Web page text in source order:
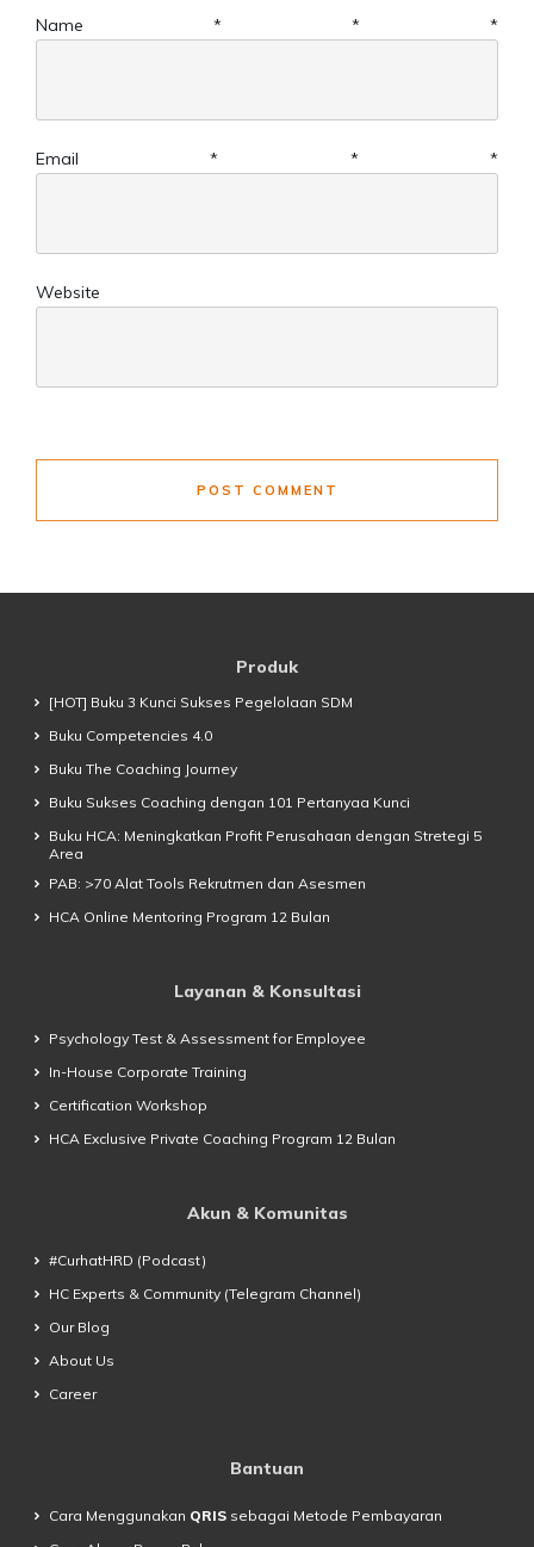
Name * * *
Email* * *
Website
POST COMMENT
Produk
[HOT] Buku 3 Kunci Sukses Pegelolaan SDM
Buku Competencies 4.0
Buku The Coaching Journey
Buku Sukses Coaching dengan 101 Pertanyaa Kunci
Buku HCA: Meningkatkan Profit Perusahaan dengan Stretegi 5
Area
PAB: >70 Alat Tools Rekrutmen dan Asesmen
HCA Online Mentoring Program 12 Bulan
Layanan & Konsultasi
Psychology Test & Assessment for Employee
In-House Corporate Training
Certification Workshop
HCA Exclusive Private Coaching Program 12 Bulan
Akun & Komunitas
#CurhatHRD (Podcast)
HC Experts & Community (Telegram Channel)
Our Blog
About Us
Career
Bantuan
Cara Menggunakan QRIS sebagai Metode Pembayaran